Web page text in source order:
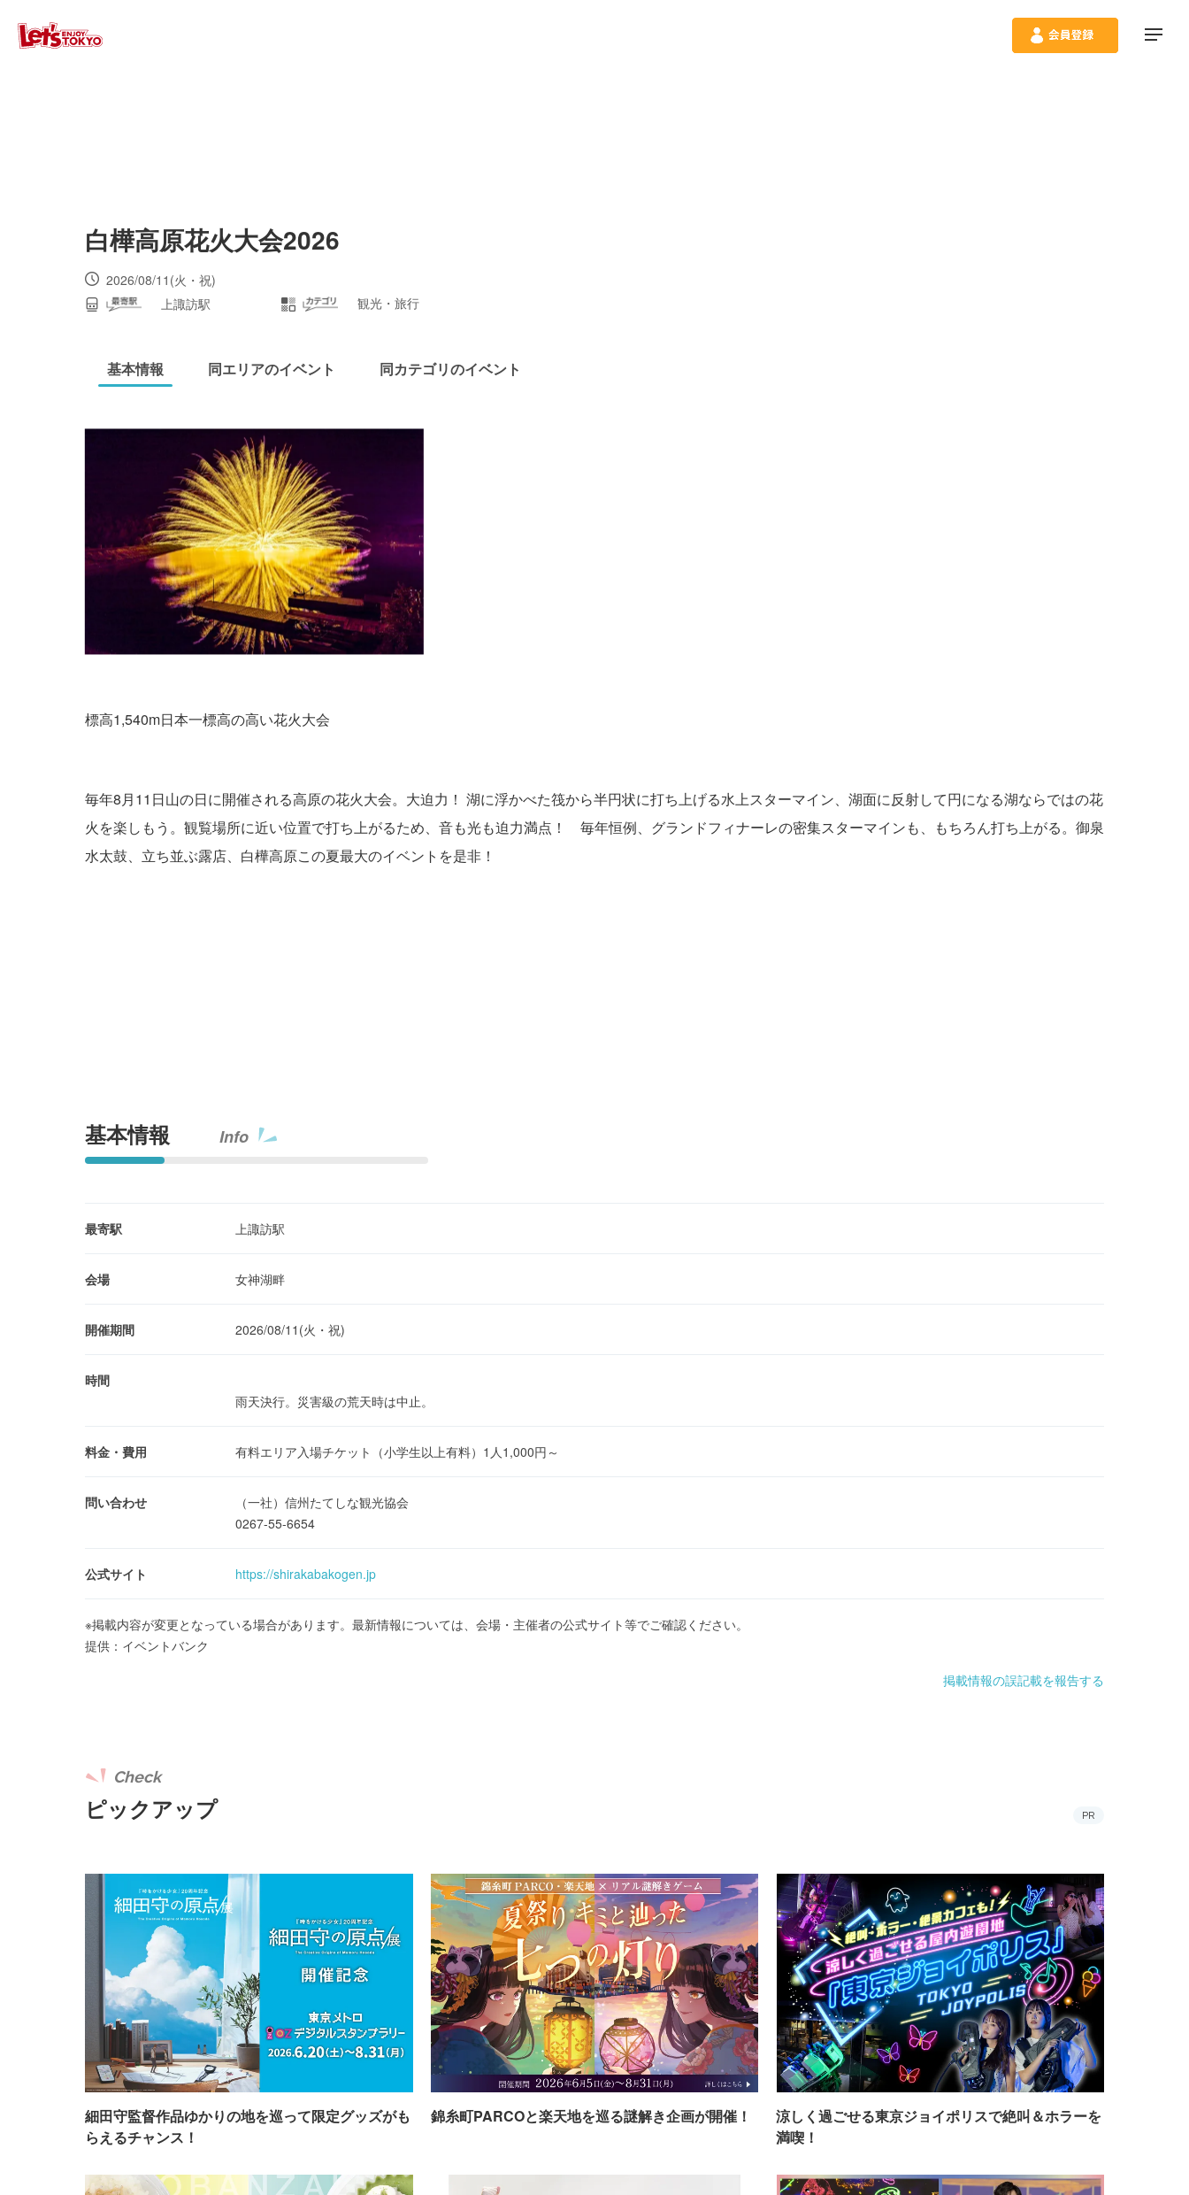
白樺高原花火大会2026
2026/08/11(火・祝)
上諏訪駅
観光・旅行
基本情報 同エリアのイベント 同カテゴリのイベント
標高1,540m日本一標高の高い花火大会
毎年8月11日山の日に開催される高原の花火大会。大迫力！ 湖に浮かべた筏から半円状に打ち上げる水上スターマイン、湖面に反射して円になる湖ならではの花
火を楽しもう。観覧場所に近い位置で打ち上がるため、音も光も迫力満点！ 毎年恒例、グランドフィナーレの密集スターマインも、もちろん打ち上がる。御泉
水太鼓、立ち並ぶ露店、白樺高原この夏最大のイベントを是非！
基本情報 Info
最寄駅 上諏訪駅
会場 女神湖畔
開催期間 2026/08/11(火・祝)
時間
雨天決行。災害級の荒天時は中止。
料金・費用 有料エリア入場チケット（小学生以上有料）1人1,000円～
問い合わせ
（一社）信州たてしな観光協会
0267-55-6654
公式サイト https://shirakabakogen.jp
※掲載内容が変更となっている場合があります。最新情報については、会場・主催者の公式サイト等でご確認ください。
提供：イベントバンク
掲載情報の誤記載を報告する
ピックアップ
Check
PR
細田守監督作品ゆかりの地を巡って限定グッズがも
らえるチャンス！
錦糸町PARCOと楽天地を巡る謎解き企画が開催！
涼しく過ごせる東京ジョイポリスで絶叫＆ホラーを
満喫！